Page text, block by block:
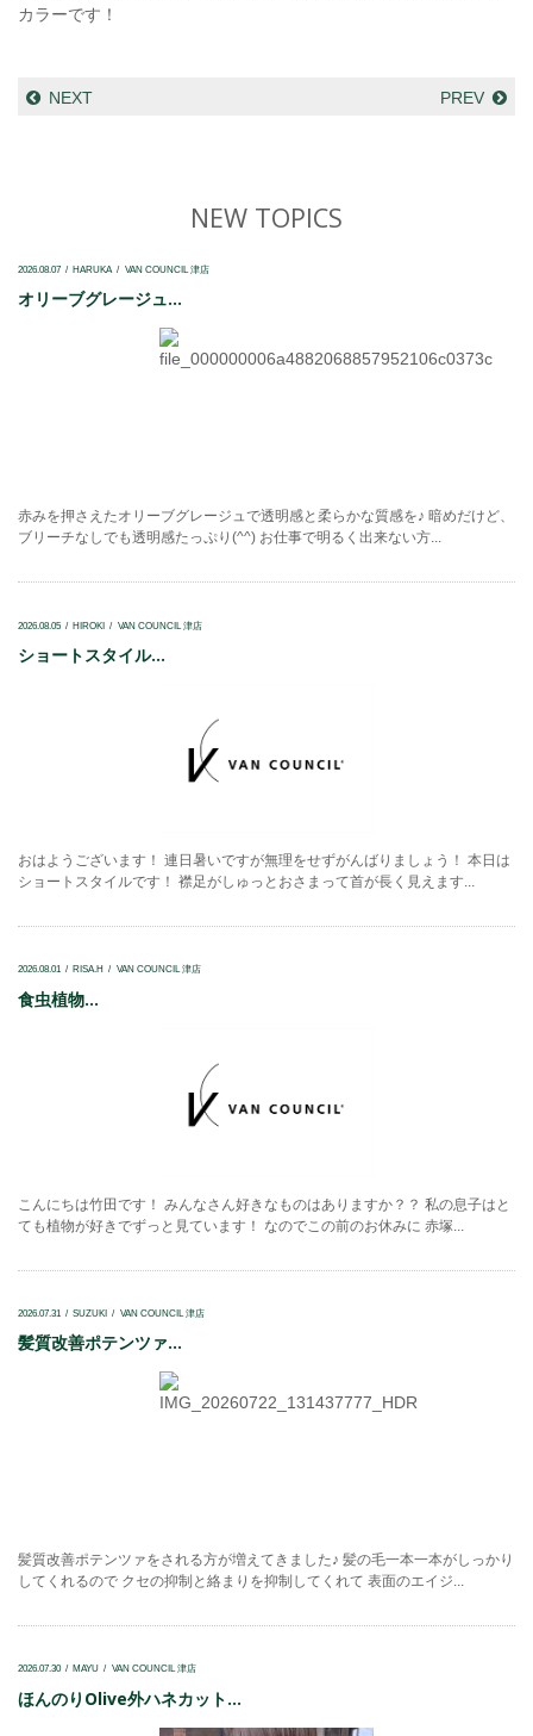
カラーです！
NEXT PREV
NEW TOPICS
2026.08.07 HARUKA VAN COUNCIL 津店
オリーブグレージュ...
赤みを押さえたオリーブグレージュで透明感と柔らかな質感を♪ 暗めだけど、
ブリーチなしでも透明感たっぷり(^^) お仕事で明るく出来ない方...
2026.08.05 HIROKI VAN COUNCIL 津店
ショートスタイル...
おはようございます！ 連日暑いですが無理をせずがんばりましょう！ 本日は
ショートスタイルです！ 襟足がしゅっとおさまって首が長く見えます...
2026.08.01 RISA.H VAN COUNCIL 津店
食虫植物...
こんにちは竹田です！ みんなさん好きなものはありますか？？ 私の息子はと
ても植物が好きでずっと見ています！ なのでこの前のお休みに 赤塚...
2026.07.31 SUZUKI VAN COUNCIL 津店
髪質改善ポテンツァ...
髪質改善ポテンツァをされる方が増えてきました♪ 髪の毛一本一本がしっかり
してくれるので クセの抑制と絡まりを抑制してくれて 表面のエイジ...
2026.07.30 MAYU VAN COUNCIL 津店
ほんのりOlive外ハネカット...